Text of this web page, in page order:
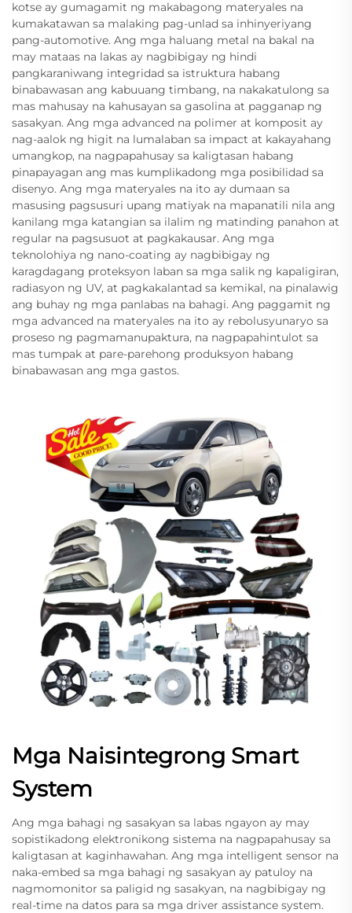
kotse ay gumagamit ng makabagong materyales na
kumakatawan sa malaking pag-unlad sa inhinyeriyang
pang-automotive. Ang mga haluang metal na bakal na
may mataas na lakas ay nagbibigay ng hindi
pangkaraniwang integridad sa istruktura habang
binabawasan ang kabuuang timbang, na nakakatulong sa
mas mahusay na kahusayan sa gasolina at pagganap ng
sasakyan. Ang mga advanced na polimer at komposit ay
nag-aalok ng higit na lumalaban sa impact at kakayahang
umangkop, na nagpapahusay sa kaligtasan habang
pinapayagan ang mas kumplikadong mga posibilidad sa
disenyo. Ang mga materyales na ito ay dumaan sa
masusing pagsusuri upang matiyak na mapanatili nila ang
kanilang mga katangian sa ilalim ng matinding panahon at
regular na pagsusuot at pagkakausar. Ang mga
teknolohiya ng nano-coating ay nagbibigay ng
karagdagang proteksyon laban sa mga salik ng kapaligiran,
radiasyon ng UV, at pagkakalantad sa kemikal, na pinalawig
ang buhay ng mga panlabas na bahagi. Ang paggamit ng
mga advanced na materyales na ito ay rebolusyunaryo sa
proseso ng pagmamanupaktura, na nagpapahintulot sa
mas tumpak at pare-parehong produksyon habang
binabawasan ang mga gastos.
Mga Naisintegrong Smart
System
Ang mga bahagi ng sasakyan sa labas ngayon ay may
sopistikadong elektronikong sistema na nagpapahusay sa
kaligtasan at kaginhawahan. Ang mga intelligent sensor na
naka-embed sa mga bahagi ng sasakyan ay patuloy na
nagmomonitor sa paligid ng sasakyan, na nagbibigay ng
real-time na datos para sa mga driver assistance system.